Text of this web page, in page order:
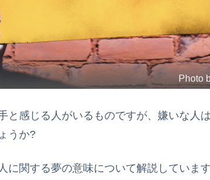
Photo
と感じる人がいるものですが、嫌いな人
うか?
に関する夢の意味について解説しています